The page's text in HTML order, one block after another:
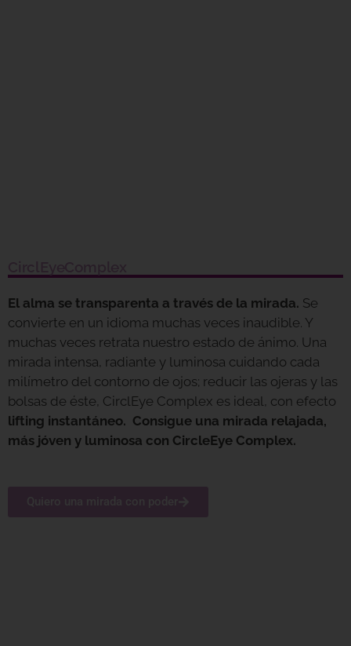
El alma se transparenta a través de la mirada. Se
convierte en un idioma muchas veces inaudible. Y
muchas veces retrata nuestro estado de ánimo. Una
mirada intensa, radiante y luminosa cuidando cada
milímetro del contorno de ojos; reducir las ojeras y las
bolsas de éste, CirclEye Complex es ideal, con efecto
lifting instantáneo. Consigue una mirada relajada,
más jóven y luminosa con CircleEye Complex.